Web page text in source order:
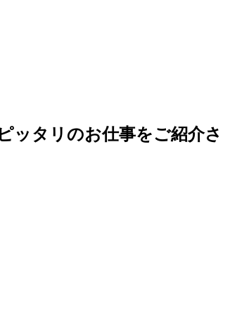
ッタリのお仕事をご紹介さ